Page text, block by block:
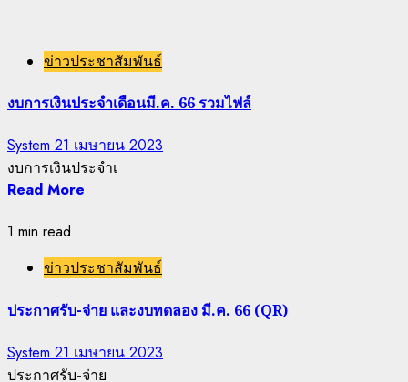
ข่าวประชาสัมพันธ์
งบการเงินประจำเดือนมี.ค. 66 รวมไฟล์
System 21 เมษายน 2023
งบการเงินประจำเ
Read More
1 min read
ข่าวประชาสัมพันธ์
ประกาศรับ-จ่าย และงบทดลอง มี.ค. 66 (QR)
System 21 เมษายน 2023
ประกาศรับ-จ่าย